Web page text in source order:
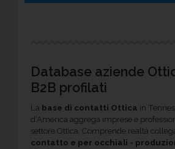
Database aziende
B2B profilati
La base di contatti Ottica in
d’America aggrega imprese e
settore Ottica. Comprende realtà
contatto e per occhiali -